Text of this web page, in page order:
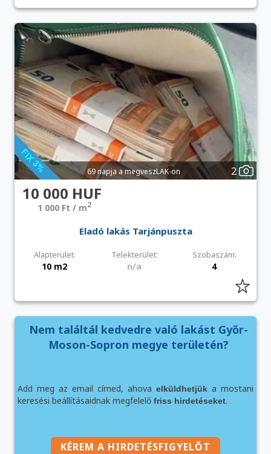
69 napja a megveszLAK-on 2
10 000 HUF
1 000 Ft / m2
Eladó lakás Tarjánpuszta
Alapterület: Telekterület: Szobaszám:
10 m2 n/a 4
Nem találtál kedvedre való lakást Győr-
Moson-Sopron megye területén?
Add meg az email címed, ahova elküldhetjük a mostani
keresési beállításaidnak megfelelő friss hirdetéseket.
KÉREM A HIRDETÉSFIGYELŐT